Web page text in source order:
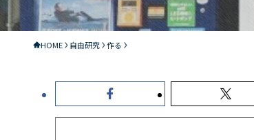
HOME 自由研究 作る